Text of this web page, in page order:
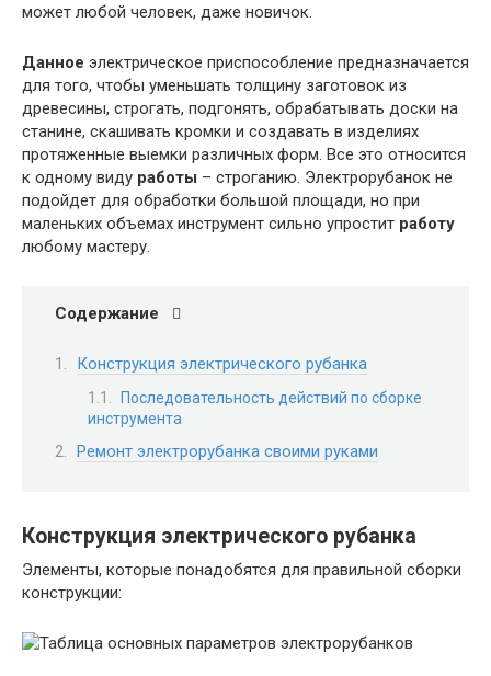
может любой человек, даже новичок.
Данное электрическое приспособление предназначается
для того, чтобы уменьшать толщину заготовок из
древесины, строгать, подгонять, обрабатывать доски на
станине, скашивать кромки и создавать в изделиях
протяженные выемки различных форм. Все это относится
к одному виду работы – строганию. Электрорубанок не
подойдет для обработки большой площади, но при
маленьких объемах инструмент сильно упростит работу
любому мастеру.
Содержание
Конструкция электрического рубанка
Последовательность действий по сборке
инструмента
Ремонт электрорубанка своими руками
Конструкция электрического рубанка
Элементы, которые понадобятся для правильной сборки
конструкции: